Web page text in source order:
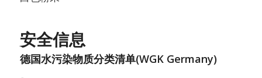
安全信息
德国水污染物质分类清单(WGK Germany)